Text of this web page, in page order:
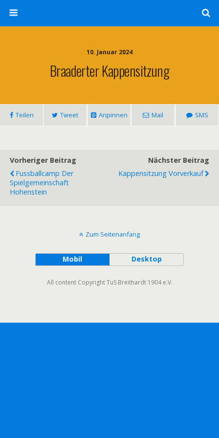
10. Januar 2024
Braaderter Kappensitzung
Teilen Tweet Anpinnen Mail SMS
Vorheriger Beitrag
Fussballcamp Der
Spielgemeinschaft
Hohenstein
Nächster Beitrag
Kappensitzung Vorverkauf
Zum Seitenanfang
Mobil Desktop
All content Copyright TuS Breithardt 1904 e.V.